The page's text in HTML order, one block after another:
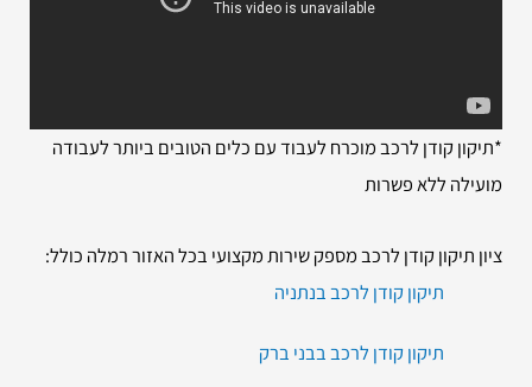
*תיקון קודן לרכב מוכרח לעבוד עם כלים הטובים ביותר לעבודה
מועילה ללא פשרות
ציון תיקון קודן לרכב מספק שירות מקצועי בכל האזור רמלה כולל:
תיקון קודן לרכב בנתניה
תיקון קודן לרכב בבני ברק